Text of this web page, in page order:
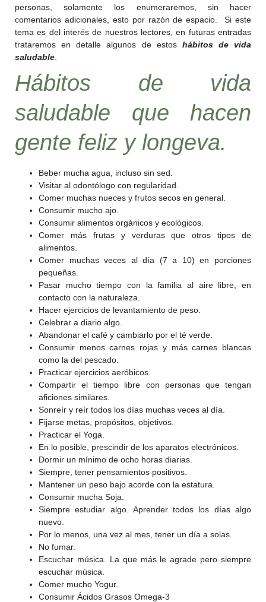
personas, solamente los enumeraremos, sin hacer
comentarios adicionales, esto por razón de espacio. Si este
tema es del interés de nuestros lectores, en futuras entradas
trataremos en detalle algunos de estos hábitos de vida
saludable
Hábitos de vida
saludable que hacen
gente feliz y longeva.
Beber mucha agua, incluso sin sed.
Visitar al odontólogo con regularidad.
Comer muchas nueces y frutos secos en general.
Consumir mucho ajo.
Consumir alimentos orgánicos y ecológicos.
Comer más frutas y verduras que otros tipos de
alimentos.
Comer muchas veces al día (7 a 10) en porciones
pequeñas.
Pasar mucho tiempo con la familia al aire libre, en
contacto con la naturaleza.
Hacer ejercicios de levantamiento de peso.
Celebrar a diario algo.
Abandonar el café y cambiarlo por el té verde.
Consumir menos carnes rojas y más carnes blancas
como la del pescado.
Practicar ejercicios aeróbicos.
Compartir el tiempo libre con personas que tengan
aficiones similares.
Sonreír y reír todos los días muchas veces al día.
Fijarse metas, propósitos, objetivos.
Practicar el Yoga.
En lo posible, prescindir de los aparatos electrónicos.
Dormir un mínimo de ocho horas diarias.
Siempre, tener pensamientos positivos.
Mantener un peso bajo acorde con la estatura.
Consumir mucha Soja.
Siempre estudiar algo. Aprender todos los días algo
nuevo.
Por lo menos, una vez al mes, tener un día a solas.
No fumar.
Escuchar música. La que más le agrade pero siempre
escuchar música.
Comer mucho Yogur.
Consumir Ácidos Grasos Omega-3